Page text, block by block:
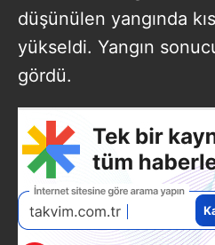
düşünülen yangında
yükseldi. Yangın
gördü.